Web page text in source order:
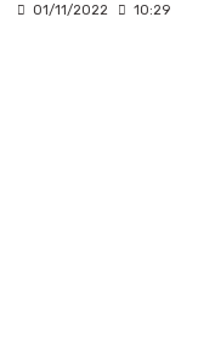
01/11/2022 10:29